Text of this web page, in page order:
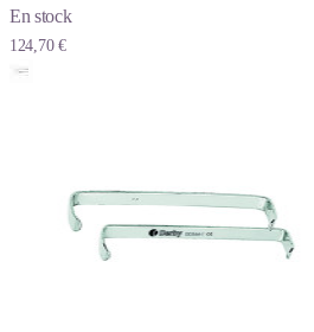
En stock
124,70 €